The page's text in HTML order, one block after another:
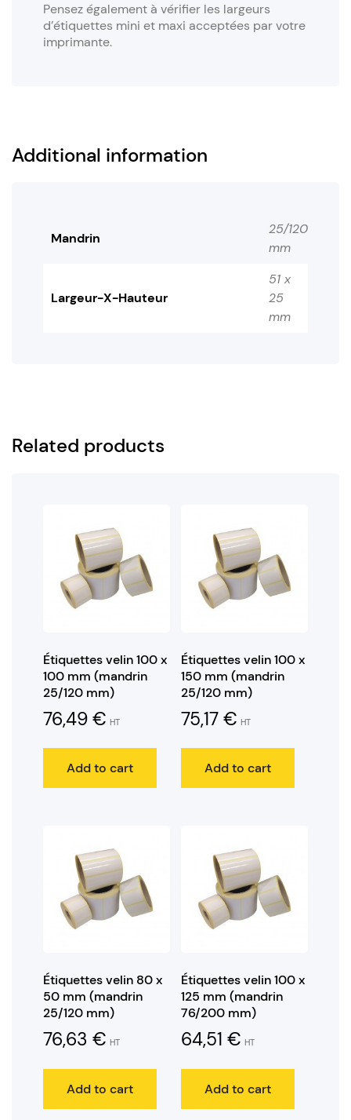
Pensez également à vérifier les largeurs
d’étiquettes mini et maxi acceptées par votre
imprimante.
Additional information
Mandrin
25/120
mm
Largeur-X-Hauteur
51 x
25
mm
Related products
Étiquettes velin 100 x
100 mm (mandrin
25/120 mm)
76,49 € HT
Add to cart
Étiquettes velin 100 x
150 mm (mandrin
25/120 mm)
75,17 € HT
Add to cart
Étiquettes velin 80 x
50 mm (mandrin
25/120 mm)
76,63 € HT
Add to cart
Étiquettes velin 100 x
125 mm (mandrin
76/200 mm)
64,51 € HT
Add to cart